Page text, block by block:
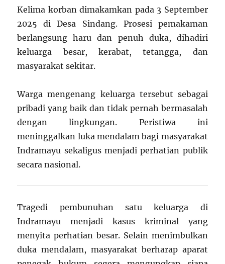
Kelima korban dimakamkan pada 3 September
2025 di Desa Sindang. Prosesi pemakaman
berlangsung haru dan penuh duka, dihadiri
keluarga besar, kerabat, tetangga, dan
masyarakat sekitar.
Warga mengenang keluarga tersebut sebagai
pribadi yang baik dan tidak pernah bermasalah
dengan lingkungan. Peristiwa ini
meninggalkan luka mendalam bagi masyarakat
Indramayu sekaligus menjadi perhatian publik
secara nasional.
Tragedi pembunuhan satu keluarga di
Indramayu menjadi kasus kriminal yang
menyita perhatian besar. Selain menimbulkan
duka mendalam, masyarakat berharap aparat